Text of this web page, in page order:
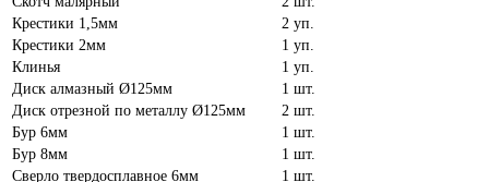
Крестики 1,5мм
2 уп.
Крестики 2мм
1 уп.
Клинья
1 уп.
Диск алмазный Ø125мм
1 шт.
Диск отрезной по металлу Ø125мм
2 шт.
Бур 6мм
1 шт.
Бур 8мм
1 шт.
Сверло твердосплавное 6мм
1 шт.